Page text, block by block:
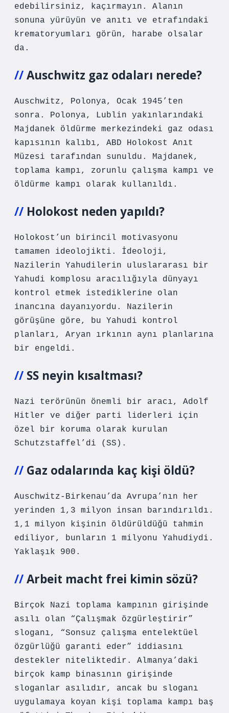
edebilirsiniz, kaçırmayın. Alanın
sonuna yürüyün ve anıtı ve etrafındaki
krematoryumları görün, harabe olsalar
da.
Auschwitz gaz odaları nerede?
Auschwitz, Polonya, Ocak 1945’ten
sonra. Polonya, Lublin yakınlarındaki
Majdanek öldürme merkezindeki gaz odası
kapısının kalıbı, ABD Holokost Anıt
Müzesi tarafından sunuldu. Majdanek,
toplama kampı, zorunlu çalışma kampı ve
öldürme kampı olarak kullanıldı.
Holokost neden yapıldı?
Holokost’un birincil motivasyonu
tamamen ideolojikti. İdeoloji,
Nazilerin Yahudilerin uluslararası bir
Yahudi komplosu aracılığıyla dünyayı
kontrol etmek istediklerine olan
inancına dayanıyordu. Nazilerin
görüşüne göre, bu Yahudi kontrol
planları, Aryan ırkının aynı planlarına
bir engeldi.
SS neyin kısaltması?
Nazi terörünün önemli bir aracı, Adolf
Hitler ve diğer parti liderleri için
özel bir koruma olarak kurulan
Schutzstaffel’di (SS).
Gaz odalarında kaç kişi öldü?
Auschwitz-Birkenau’da Avrupa’nın her
yerinden 1,3 milyon insan barındırıldı.
1,1 milyon kişinin öldürüldüğü tahmin
ediliyor, bunların 1 milyonu Yahudiydi.
Yaklaşık 900.
Arbeit macht frei kimin sözü?
Birçok Nazi toplama kampının girişinde
asılı olan “Çalışmak özgürleştirir”
sloganı, “Sonsuz çalışma entelektüel
özgürlüğü garanti eder” iddiasını
destekler niteliktedir. Almanya’daki
birçok kamp binasının girişinde
sloganlar asılıdır, ancak bu sloganı
uygulamaya koyan kişi toplama kampı baş